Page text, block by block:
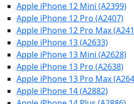
Apple iPhone 12 Mini (A2399)
Apple iPhone 12 Pro (A2407)
Apple iPhone 12 Pro Max
Apple iPhone 13 (A2633)
Apple iPhone 13 Mini (A2628)
Apple iPhone 13 Pro (A2638)
Apple iPhone 13 Pro Max
Apple iPhone 14 (A2882)